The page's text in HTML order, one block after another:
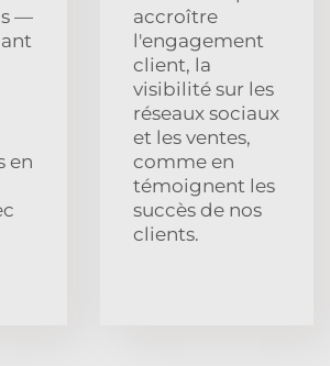
—
en
accroître
l'engagement
client, la
visibilité sur les
réseaux sociaux
et les ventes,
comme en
témoignent les
succès de nos
clients.